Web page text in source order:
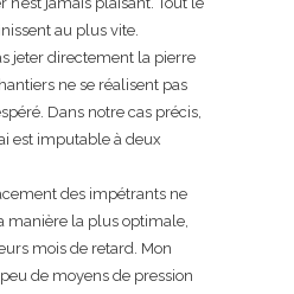
au plus vite.
jeter directement la pierre
ne se réalisent pas
Dans notre cas précis,
est imputable à deux
des impétrants ne
manière la plus optimale,
mois de retard. Mon
de moyens de pression